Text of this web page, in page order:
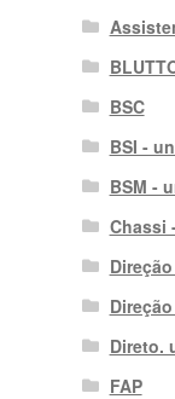
BSC
BSI -
BSM -
Chassi
Direto.
FAP